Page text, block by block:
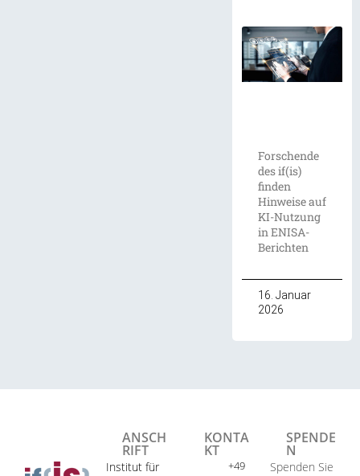
Forschende
des if(is)
finden
Hinweise auf
KI-Nutzung
in ENISA-
Berichten
16. Januar
2026
ANSCH
RIFT
Institut für
KONTA
KT
+49
SPENDE
N
Spenden Sie